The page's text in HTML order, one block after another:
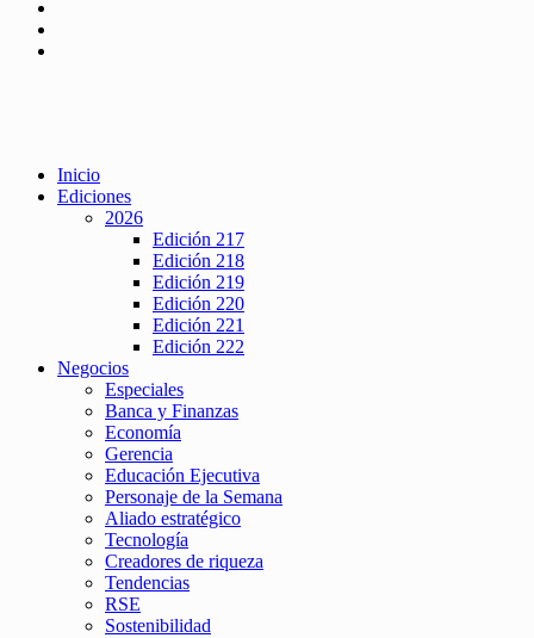
Inicio
Ediciones
2026
Edición 217
Edición 218
Edición 219
Edición 220
Edición 221
Edición 222
Negocios
Especiales
Banca y Finanzas
Economía
Gerencia
Educación Ejecutiva
Personaje de la Semana
Aliado estratégico
Tecnología
Creadores de riqueza
Tendencias
RSE
Sostenibilidad